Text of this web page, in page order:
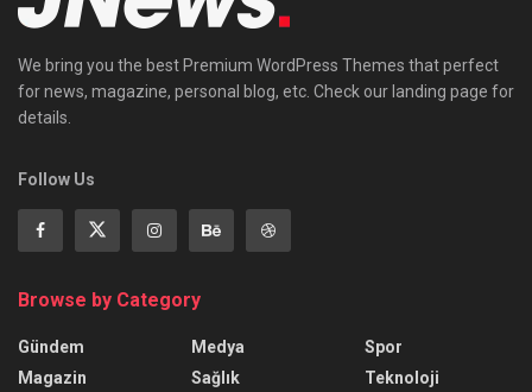
We bring you the best Premium WordPress Themes that perfect
for news, magazine, personal blog, etc. Check our landing page for
details.
Follow Us
Browse by Category
Gündem
Magazin
Medya
Sağlık
Spor
Teknoloji